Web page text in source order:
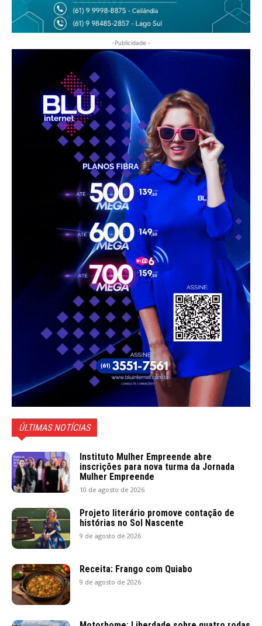
-Publicidade -
ÚLTIMAS NOTÍCIAS
Instituto Mulher Empreende abre
inscrições para nova turma da Jornada
Mulher Empreende
10 de agosto de 2026
Projeto literário promove contação de
histórias no Sol Nascente
9 de agosto de 2026
Receita: Frango com Quiabo
9 de agosto de 2026